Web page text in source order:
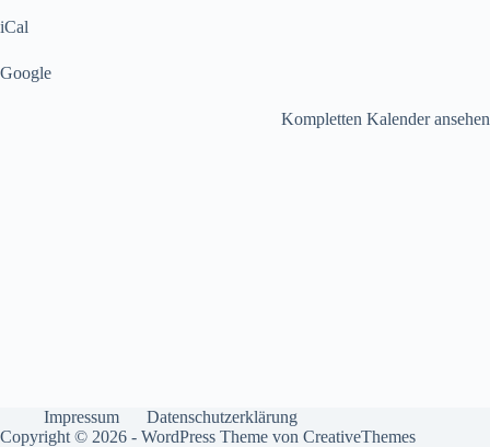
iCal
Google
Kompletten Kalender ansehen
Impressum
Datenschutzerklärung
Copyright © 2026 - WordPress Theme von CreativeThemes